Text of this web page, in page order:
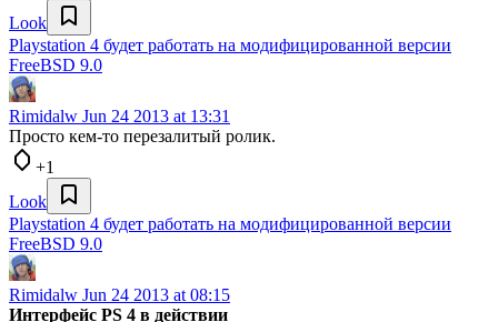
Look
Playstation 4 будет работать на модифицированной версии
FreeBSD 9.0
Rimidalw Jun 24 2013 at 13:31
Просто кем-то перезалитый ролик.
+1
Look
Playstation 4 будет работать на модифицированной версии
FreeBSD 9.0
Rimidalw Jun 24 2013 at 08:15
Интерфейс PS 4 в действии